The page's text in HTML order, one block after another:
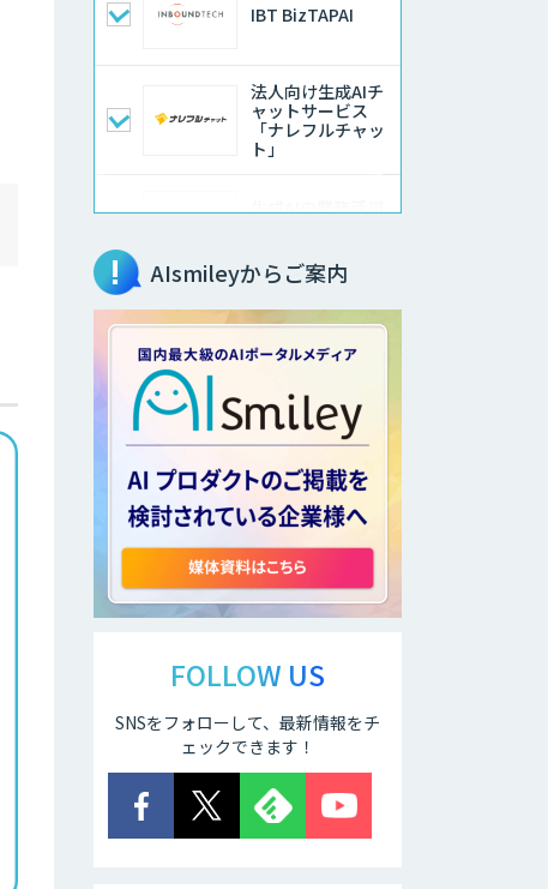
IBT BizTAPAI
法人向け生成AIチ
ャットサービス
「ナレフルチャッ
ト」
生成AIの業務活用
サテライトAI
音声・画像・動画
データセット販
売・収集
AI・DXコンサルテ
ィング事業 LLM・
ChatGPT
生成AI活用支援サ
ービス
FUNNELシリーズ
AIsmileyからご案内
FOLLOW US
SNSをフォローして、最新情報をチ
ェックできます！